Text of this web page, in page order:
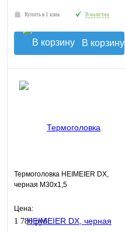
Купить в 1 клик В наличии
В корзину
Термоголовка HEIMEIER DX,
черная М30х1,5
Цена:
1 780 руб.